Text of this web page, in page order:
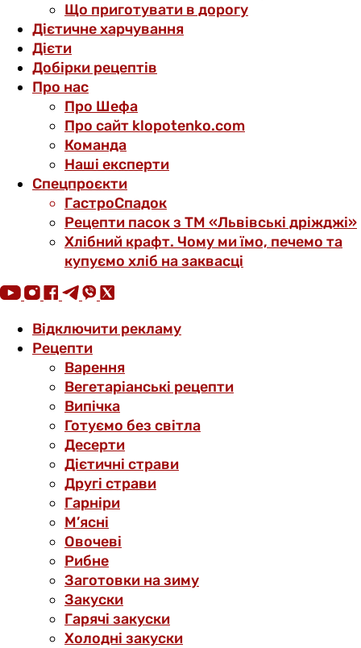
Що приготувати в дорогу
Дієтичне харчування
Дієти
Добірки рецептів
Про нас
Про Шефа
Про сайт klopotenko.com
Команда
Наші експерти
Спецпроєкти
ГастроСпадок
Рецепти пасок з ТМ «Львівські дріжджі»
Хлібний крафт. Чому ми їмо, печемо та
купуємо хліб на заквасці
Відключити рекламу
Рецепти
Варення
Вегетаріанські рецепти
Випічка
Готуємо без світла
Десерти
Дієтичні страви
Другі страви
Гарніри
М’ясні
Овочеві
Рибне
Заготовки на зиму
Закуски
Гарячі закуски
Холодні закуски